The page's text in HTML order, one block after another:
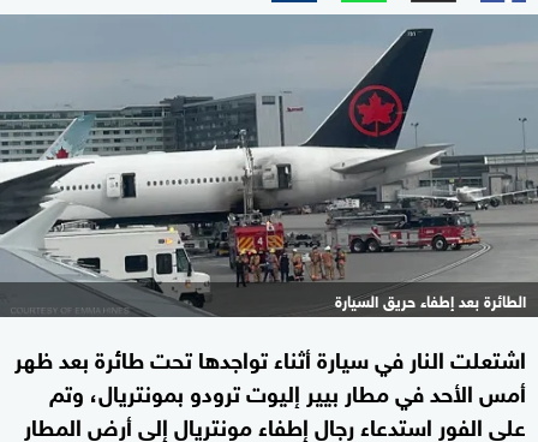
الطائرة بعد إطفاء حريق السيارة
اشتعلت النار في سيارة أثناء تواجدها تحت طائرة بعد ظهر
أمس الأحد في مطار بيير إليوت ترودو بمونتريال، وتم
على الفور استدعاء رجال إطفاء مونتريال إلى أرض المطار